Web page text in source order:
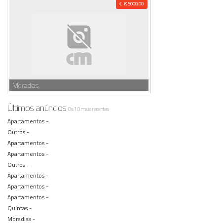
€ 195000,00
Moradias,
Últimos anúnciosOs 10 mais recentes
Apartamentos -
Outros -
Apartamentos -
Apartamentos -
Outros -
Apartamentos -
Apartamentos -
Apartamentos -
Quintas -
Moradias -